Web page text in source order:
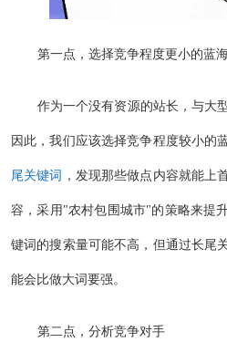
第一点，选择竞争程度更小的蓝
作为一个没有资源的站长，与大
因此，我们应该选择竞争程度较小的
尾关键词 ，发现那些做点内容就能上
容，采用"农村包围城市"的策略来提
键词的搜索量可能不高，但通过长尾
能会比做大词要强。
第二点，分析竞争对手